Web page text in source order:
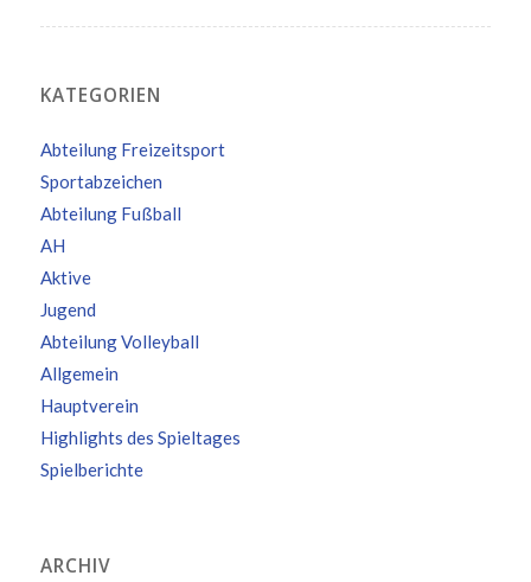
KATEGORIEN
Abteilung Freizeitsport
Sportabzeichen
Abteilung Fußball
AH
Aktive
Jugend
Abteilung Volleyball
Allgemein
Hauptverein
Highlights des Spieltages
Spielberichte
ARCHIV